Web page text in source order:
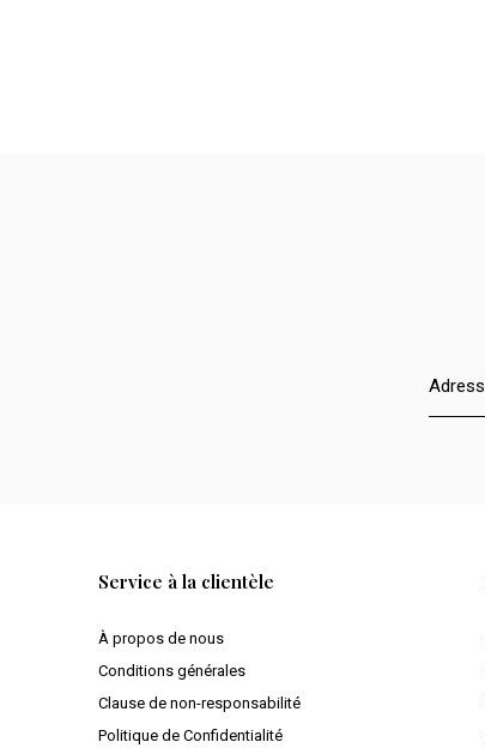
Service à la clientèle
À propos de nous
Conditions générales
Clause de non-responsabilité
Politique de Confidentialité